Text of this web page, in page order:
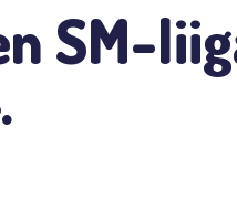
SM-